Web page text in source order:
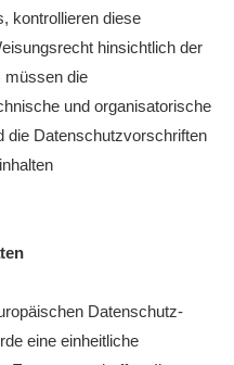
kontrollieren diese
hinsichtlich der
müssen die
und organisatorische
die Datenschutzvorschriften
Datenschutz-
eine einheitliche